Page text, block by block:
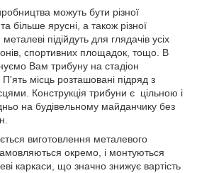
можуть бути різної
більше ярусні, а також різної
підійдуть для глядачів усіх
спортивних площадок, тощо. В
Вам трибуну на стадіон
місць розташовані підряд з
Конструкція трибуни є цільною і
на будівельному майданчику без
виготовлення металевого
окремо, і монтуються
каркаси, що значно знижує вартість